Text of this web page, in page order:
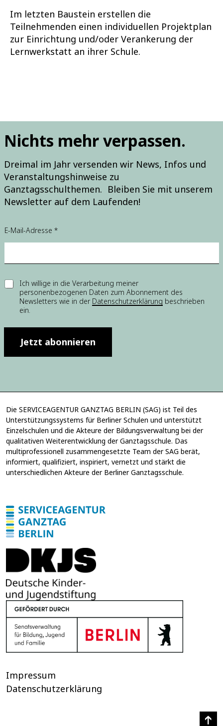
Im letzten Baustein erstellen die
Teilnehmenden einen individuellen Projektplan
zur Einrichtung und/oder Verankerung der
Lernwerkstatt an ihrer Schule.
Nichts mehr verpassen.
Dreimal im Jahr versenden wir News, Infos und
Veranstaltungshinweise zu
Ganztagsschulthemen. Bleiben Sie mit unserem
Newsletter auf dem Laufenden!
E-Mail-Adresse *
-
s
*
E
w
u
n
g
E
l
g
Ich willige in die Verarbeitung meiner
personenbezogenen Daten zum Abonnement des
Newsletters wie in der Datenschutzerklärung beschrieben
ein.
Jetzt abonnieren
Die SERVICEAGENTUR GANZTAG BERLIN (SAG) ist Teil des
Unterstützungssystems für Berliner Schulen und unterstützt
Einzelschulen und die Akteure der Bildungsverwaltung bei der
qualitativen Weiterentwicklung der Ganztagsschule. Das
multiprofessionell zusammengesetzte Team der SAG berät,
informiert, qualifiziert, inspiriert, vernetzt und stärkt die
unterschiedlichen Akteure der Berliner Ganztagsschule.
Impressum
Datenschutzerklärung